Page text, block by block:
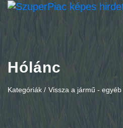
Hólánc
Kategóriák / Vissza a jármű -